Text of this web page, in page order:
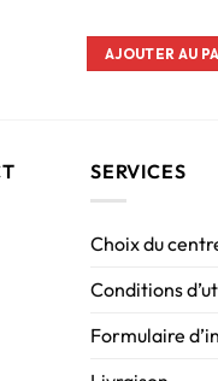
AJOUTER AU
SERVICES
Choix du
Conditions
Formulaire